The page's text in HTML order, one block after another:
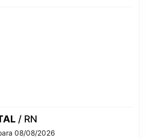
/ RN
08/08/2026